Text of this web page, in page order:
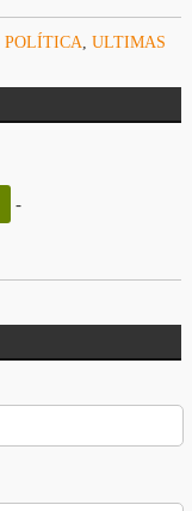
POLÍTICA, ULTIMAS
-